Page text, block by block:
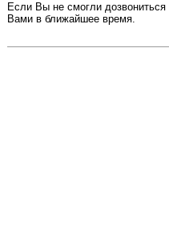
Если Вы не смогли
Вами в ближайшее время.